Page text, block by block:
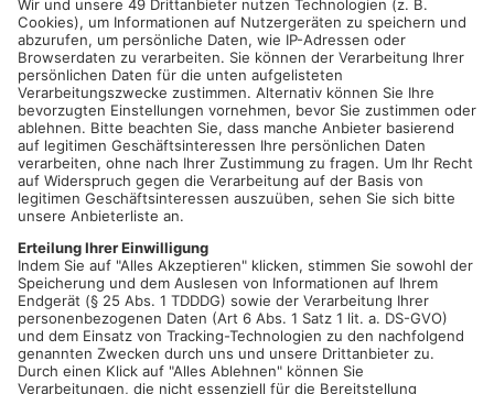
MÜHLHEIM.Ärger um den Park-and-Ride-Parkplatz am
Mühlheimer Bahnhof. Pendler sollen dort künftig fürs Parken
zahlen. Verantwortlich dafür ist offenbar die Deutsche Bahn.
Denn der Pachtvertrag des Parkplatzes wurde gegen den Willen
der Stadt nach 30 Jahren gekündigt.
Artikel teilen
ANZEIGE